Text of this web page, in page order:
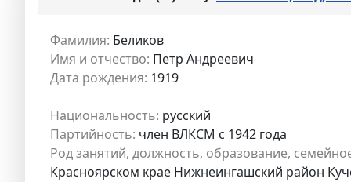
Фамилия: Беликов
Имя и отчество: Петр Андреевич
Дата рождения: 1919
Национальность: русский
Партийность: член ВЛКСМ с 1942 года
Род занятий, должность, образование,
Красноярском крае Нижнеингашский район